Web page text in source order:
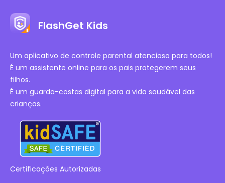
FlashGet Kids
Um aplicativo de controle parental atencioso para todos!
É um assistente online para os pais protegerem seus
filhos.
É um guarda-costas digital para a vida saudável das
crianças.
Certificações Autorizadas